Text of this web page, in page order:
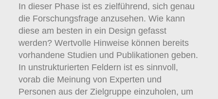
In dieser Phase ist es zielführend, sich genau
die Forschungsfrage anzusehen. Wie kann
diese am besten in ein Design gefasst
werden? Wertvolle Hinweise können bereits
vorhandene Studien und Publikationen geben.
In unstrukturierten Feldern ist es sinnvoll,
vorab die Meinung von Experten und
Personen aus der Zielgruppe einzuholen, um